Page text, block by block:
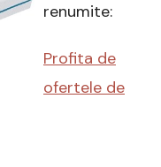
renumite:
Profita de
ofertele de